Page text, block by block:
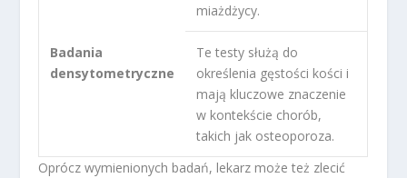
miażdżycy.
Badania
densytometryczne
Te testy służą do
określenia gęstości kości i
mają kluczowe znaczenie
w kontekście chorób,
takich jak osteoporoza.
Oprócz wymienionych badań, lekarz może też zlecić